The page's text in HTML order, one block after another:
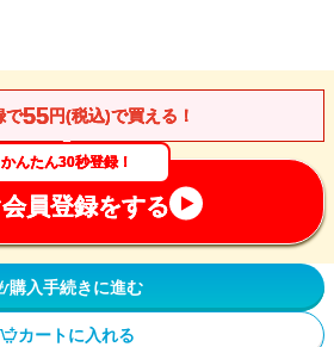
で55円(税込)で買える！
かんたん30秒登録！
員登録をする
購入手続きに進む
カートに入れる